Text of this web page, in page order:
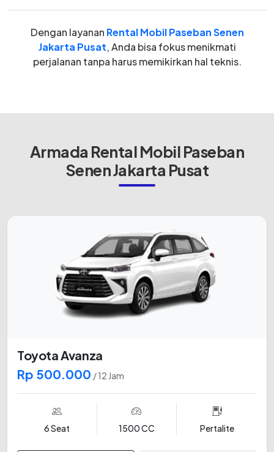
Dengan layanan Rental Mobil Paseban Senen
Jakarta Pusat, Anda bisa fokus menikmati
perjalanan tanpa harus memikirkan hal teknis.
Armada Rental Mobil Paseban
Senen Jakarta Pusat
Toyota Avanza
Rp 500.000 / 12 Jam
6 Seat 1500 CC Pertalite